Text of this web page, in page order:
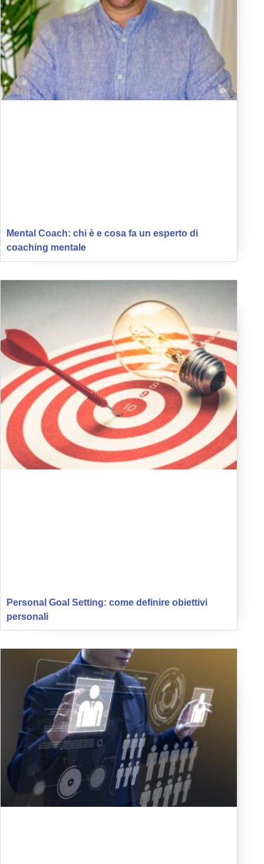
Mental Coach: chi è e cosa fa un esperto di
coaching mentale
Personal Goal Setting: come definire obiettivi
personali